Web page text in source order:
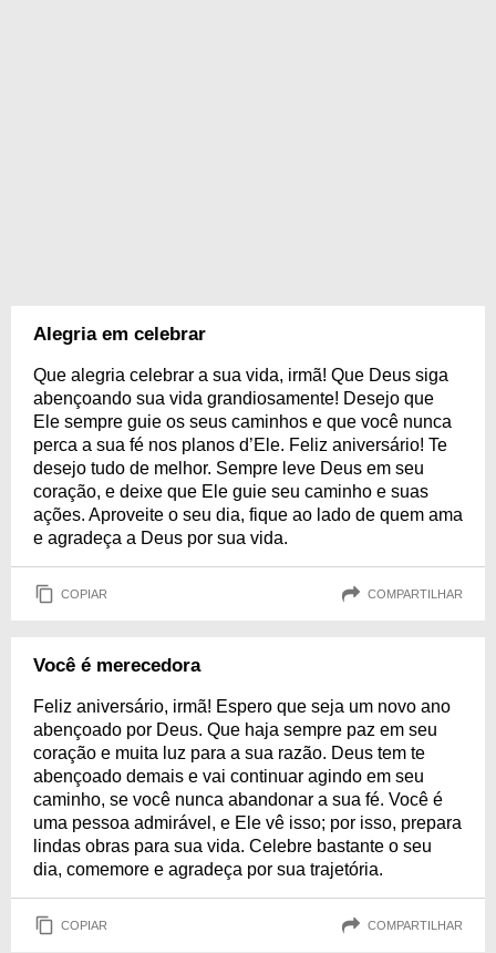
Alegria em celebrar
Que alegria celebrar a sua vida, irmã! Que Deus siga
abençoando sua vida grandiosamente! Desejo que
Ele sempre guie os seus caminhos e que você nunca
perca a sua fé nos planos d’Ele. Feliz aniversário! Te
desejo tudo de melhor. Sempre leve Deus em seu
coração, e deixe que Ele guie seu caminho e suas
ações. Aproveite o seu dia, fique ao lado de quem ama
e agradeça a Deus por sua vida.
COPIAR COMPARTILHAR
Você é merecedora
Feliz aniversário, irmã! Espero que seja um novo ano
abençoado por Deus. Que haja sempre paz em seu
coração e muita luz para a sua razão. Deus tem te
abençoado demais e vai continuar agindo em seu
caminho, se você nunca abandonar a sua fé. Você é
uma pessoa admirável, e Ele vê isso; por isso, prepara
lindas obras para sua vida. Celebre bastante o seu
dia, comemore e agradeça por sua trajetória.
COPIAR COMPARTILHAR